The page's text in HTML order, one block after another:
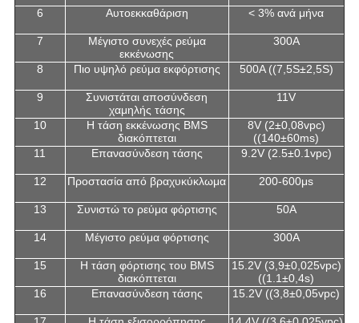
6 Αυτοεκκαθάριση < 3% ανά μήνα
7
Μέγιστο συνεχές ρεύμα
εκκένωσης
300A
8 Πιο υψηλό ρεύμα εκφόρτισης 500A ((7,5S±2,5S)
9
Συνιστάται αποσύνδεση
χαμηλής τάσης
11V
10
Η τάση εκκένωσης BMS
διακόπτεται
8V (2±0,08vpc)
((140±60ms)
11
Επανασύνδεση τάσης 9.2V (2.5±0.1vpc)
12 Προστασία από βραχυκύκλωμα 200-600μs
13 Συνιστώ το ρεύμα φόρτισης 50Α
14 Μέγιστο ρεύμα φόρτισης 300A
15
Η τάση φόρτισης του BMS
διακόπτεται
15.2V (3,9±0,025vpc)
((1.1±0,4s)
16
Επανασύνδεση τάσης 15.2V ((3,8±0,05vpc)